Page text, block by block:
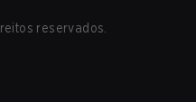
reservados.